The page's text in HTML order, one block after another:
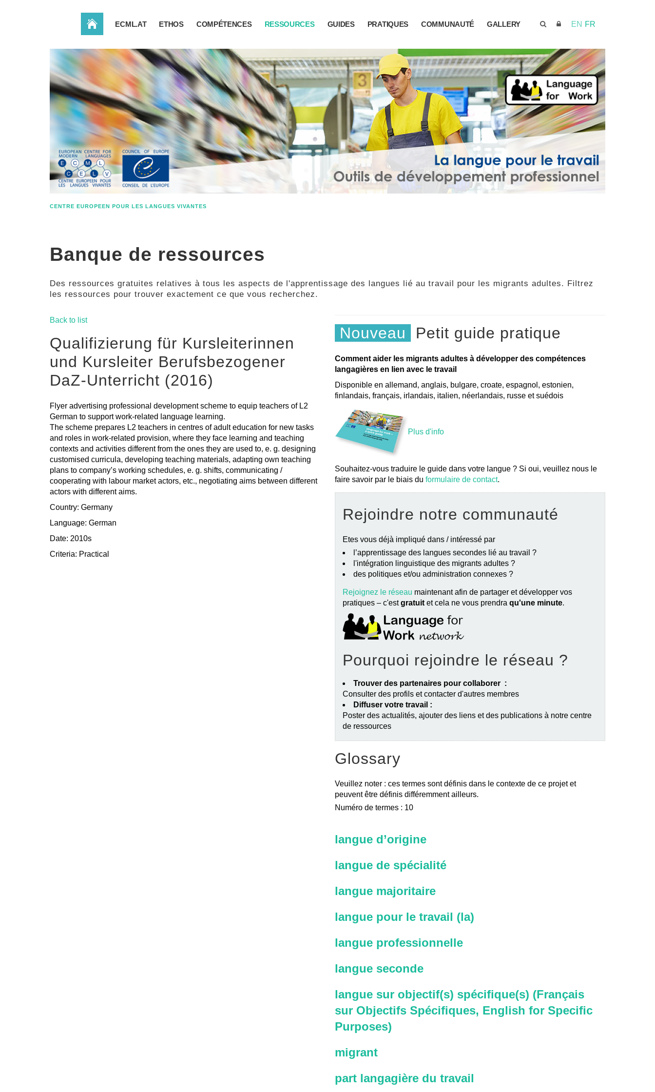
EN FR
ACCUEIL ECML.AT ETHOS COMPÉTENCES RESSOURCES GUIDES PRATIQUES COMMUNAUTÉ GALLERY
CENTRE EUROPEEN POUR LES LANGUES VIVANTES
Banque de ressources
Des ressources gratuites relatives à tous les aspects de l'apprentissage des langues lié au travail pour les migrants adultes. Filtrez
les ressources pour trouver exactement ce que vous recherchez.
Back to list
Qualifizierung für Kursleiterinnen
und Kursleiter Berufsbezogener
DaZ-Unterricht (2016)
Flyer advertising professional development scheme to equip teachers of L2
German to support work-related language learning.
The scheme prepares L2 teachers in centres of adult education for new tasks
and roles in work-related provision, where they face learning and teaching
contexts and activities different from the ones they are used to, e. g. designing
customised curricula, developing teaching materials, adapting own teaching
plans to company’s working schedules, e. g. shifts, communicating /
cooperating with labour market actors, etc., negotiating aims between different
actors with different aims.
Country: Germany
Language: German
Date: 2010s
Criteria: Practical
Nouveau Petit guide pratique
Comment aider les migrants adultes à développer des compétences
langagières en lien avec le travail
Disponible en allemand, anglais, bulgare, croate, espagnol, estonien,
finlandais, français, irlandais, italien, néerlandais, russe et suédois
Plus d'info
Souhaitez-vous traduire le guide dans votre langue ? Si oui, veuillez nous le
faire savoir par le biais du formulaire de contact.
Rejoindre notre communauté
Etes vous déjà impliqué dans / intéressé par
l’apprentissage des langues secondes lié au travail ?
l'intégration linguistique des migrants adultes ?
des politiques et/ou administration connexes ?
Rejoignez le réseau maintenant afin de partager et développer vos
pratiques – c'estgratuit et cela ne vous prendra qu'une minute.
Pourquoi rejoindre le réseau ?
Trouver des partenaires pour collaborer :
Consulter des profils et contacter d'autres membres
Diffuser votre travail :
Poster des actualités, ajouter des liens et des publications à notre centre
de ressources
Glossary
Veuillez noter : ces termes sont définis dans le contexte de ce projet et
peuvent être définis différemment ailleurs.
Numéro de termes : 10
langue d’origine
langue de spécialité
langue majoritaire
langue pour le travail (la)
langue professionnelle
langue seconde
langue sur objectif(s) spécifique(s) (Français
sur Objectifs Spécifiques, English for Specific
Purposes)
migrant
part langagière du travail